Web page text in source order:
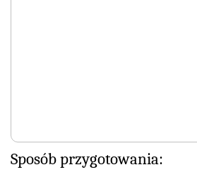
Sposób przygotowania: